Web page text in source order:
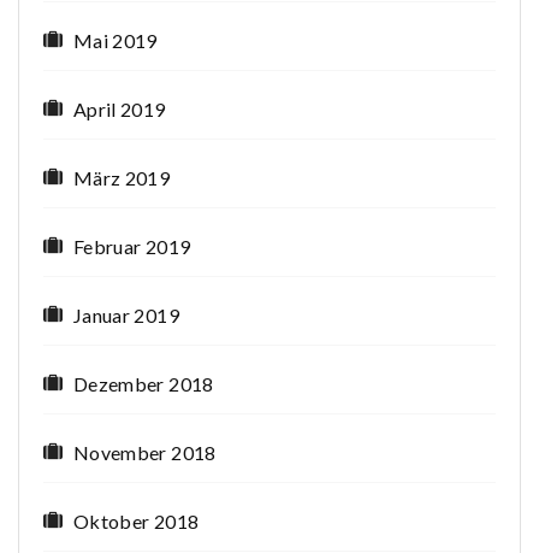
Mai 2019
April 2019
März 2019
Februar 2019
Januar 2019
Dezember 2018
November 2018
Oktober 2018